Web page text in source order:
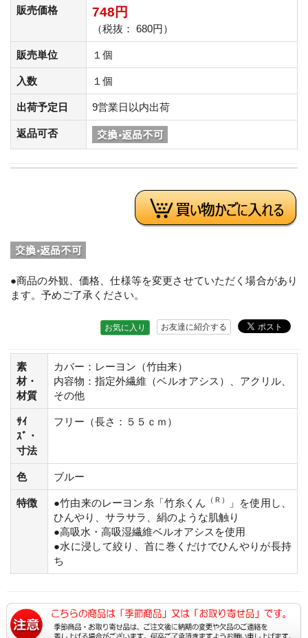
販売価格 748円
（税抜： 680円）
販売単位 １個
入数 １個
出荷予定日 9営業日以内出荷
返品可否
●商品の外観、価格、仕様等を変更させていただく場合があり
ます。予めご了承ください。
お友達に紹介する
お気に入り
素
材・
材質
カバー：レーヨン（竹由来）
内容物：指定外繊維（ベルオアシス）、アクリル、
その他
ｻｲ
ｽﾞ・
寸法
フリー（長さ：５５ｃｍ）
色 ブルー
特徴 ●竹由来のレーヨン糸「竹糸くん （Ｒ）
」を使用し、
ひんやり、サラサラ、絹のような肌触り
●高吸水・高吸湿繊維ベルオアシスを使用
●水に浸して絞り、首に巻くだけでひんやりが長持
ち